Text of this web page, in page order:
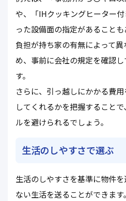
や、「IHクッキングヒーター
った設備面の指定があること
負担が持ち家の有無によって
め、事前に会社の規定を確認
す。
さらに、引っ越しにかかる費
してくれるかを把握すること
ルを避けられるでしょう。
生活のしやすさで選ぶ
生活のしやすさを基準に物件
ない生活を送ることができ